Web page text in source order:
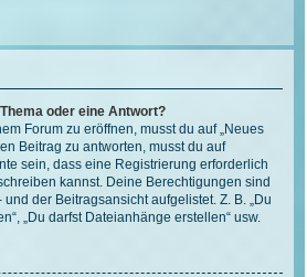
oder eine Antwort?
Forum zu eröffnen, musst du auf „Neues
Beitrag zu antworten, musst du auf
sein, dass eine Registrierung erforderlich
kannst. Deine Berechtigungen sind
der Beitragsansicht aufgelistet. Z. B. „Du
„Du darfst Dateianhänge erstellen“ usw.